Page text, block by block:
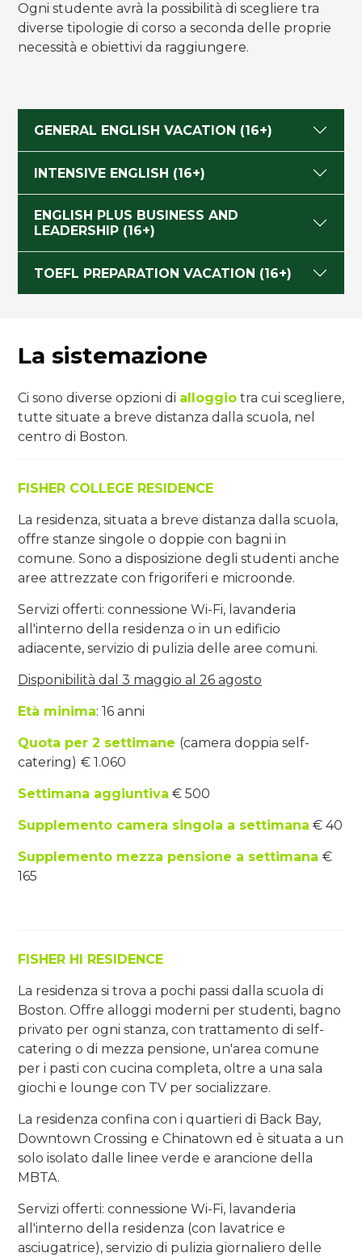
Ogni studente avrà la possibilità di scegliere tra
diverse tipologie di corso a seconda delle proprie
necessità e obiettivi da raggiungere.
GENERAL ENGLISH VACATION (16+)
INTENSIVE ENGLISH (16+)
ENGLISH PLUS BUSINESS AND
LEADERSHIP (16+)
TOEFL PREPARATION VACATION (16+)
La sistemazione
Ci sono diverse opzioni di alloggio tra cui scegliere,
tutte situate a breve distanza dalla scuola, nel
centro di Boston.
FISHER COLLEGE RESIDENCE
La residenza, situata a breve distanza dalla scuola,
offre stanze singole o doppie con bagni in
comune. Sono a disposizione degli studenti anche
aree attrezzate con frigoriferi e microonde.
Servizi offerti: connessione Wi-Fi, lavanderia
all'interno della residenza o in un edificio
adiacente, servizio di pulizia delle aree comuni.
Disponibilità dal 3 maggio al 26 agosto
Età minima: 16 anni
Quota per 2 settimane (camera doppia self-
catering) € 1.060
Settimana aggiuntiva € 500
Supplemento camera singola a settimana € 40
Supplemento mezza pensione a settimana €
165
FISHER HI RESIDENCE
La residenza si trova a pochi passi dalla scuola di
Boston. Offre alloggi moderni per studenti, bagno
privato per ogni stanza, con trattamento di self-
catering o di mezza pensione, un'area comune
per i pasti con cucina completa, oltre a una sala
giochi e lounge con TV per socializzare.
La residenza confina con i quartieri di Back Bay,
Downtown Crossing e Chinatown ed è situata a un
solo isolato dalle linee verde e arancione della
MBTA.
Servizi offerti: connessione Wi-Fi, lavanderia
all'interno della residenza (con lavatrice e
asciugatrice), servizio di pulizia giornaliero delle